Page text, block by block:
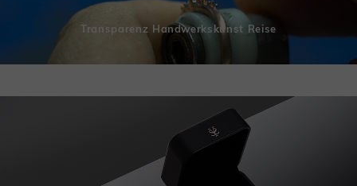
Transparenz Handwerkskunst Reise